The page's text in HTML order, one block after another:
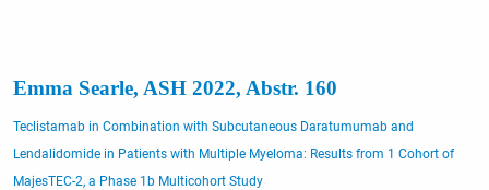
Emma Searle, ASH 2022, Abstr. 160
Teclistamab in Combination with Subcutaneous Daratumumab and
Lendalidomide in Patients with Multiple Myeloma: Results from 1 Cohort of
MajesTEC-2, a Phase 1b Multicohort Study